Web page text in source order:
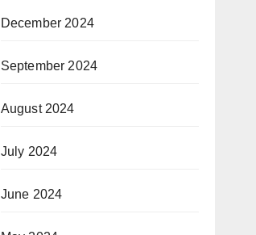
December 2024
September 2024
August 2024
July 2024
June 2024